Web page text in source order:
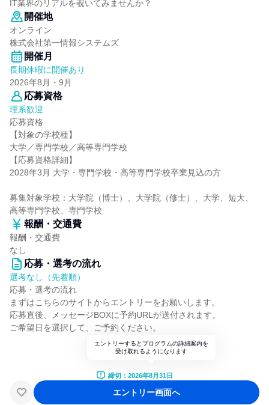
IT業界のリアルを覗いてみませんか？
開催地
オンライン
株式会社第一情報システムズ
開催月
長期休暇に開催あり
2026年8月・9月
応募資格
理系歓迎
応募資格
【対象の学校種】
大学／専門学校／高等専門学校
【応募資格詳細】
2028年3月 大学・専門学校・高等専門学校卒業見込の方
募集対象学校：大学院（博士）、大学院（修士）、大学、短大、
高等専門学校、専門学校
報酬・交通費
報酬・交通費
なし
応募・選考の流れ
選考なし（先着順）
応募・選考の流れ
まずはこちらのサイトからエントリーをお願いします。
応募直後、メッセージBOXに予約URLが送付されます。
ご希望日を選択して、ご予約ください。
エントリーするとプログラムの詳細案内を
受け取れるようになります
締切：2026年8月31日
エントリー画面へ